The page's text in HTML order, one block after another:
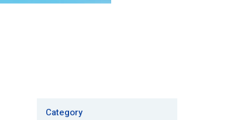
Category